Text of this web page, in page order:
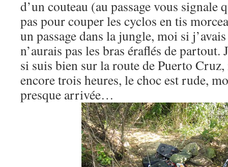
d’un couteau (au passage vous signale
pas pour couper les cyclos en tis
un passage dans la jungle, moi si
n’aurais pas les bras éraflés de partout.
si suis bien sur la route de Puerto
encore trois heures, le choc est rude,
presque arrivée…